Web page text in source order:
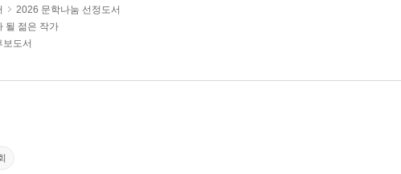
2026 문학나눔 선정도서
될 젊은 작가
도서